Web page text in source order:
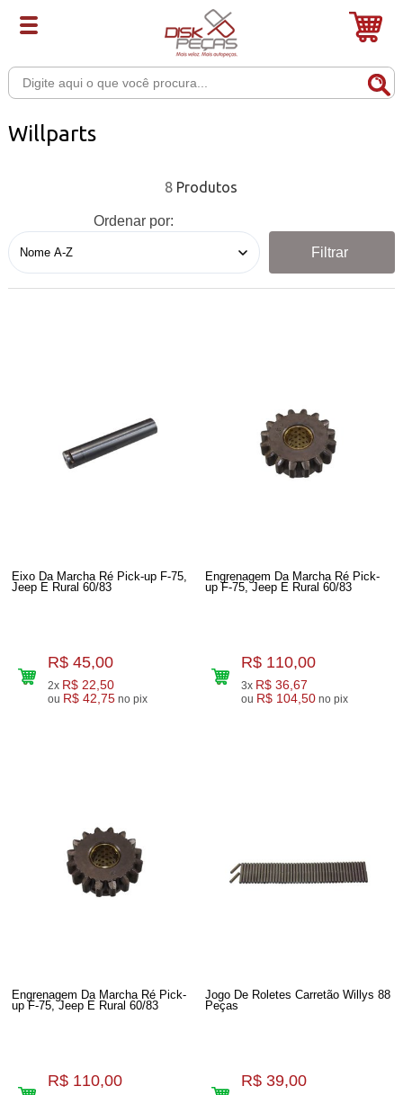
Willparts
8
Ordenar por:
Filtrar
Eixo Da Marcha Ré Pick-up F-75,
Jeep E Rural 60/83
R$ 45,00
2x R$ 22,50
ou R$ 42,75 no pix
Engrenagem Da Marcha Ré Pick-
up F-75, Jeep E Rural 60/83
R$ 110,00
3x R$ 36,67
ou R$ 104,50 no pix
Engrenagem Da Marcha Ré Pick-
up F-75, Jeep E Rural 60/83
R$ 110,00
Jogo De Roletes Carretão Willys 88
Peças
R$ 39,00